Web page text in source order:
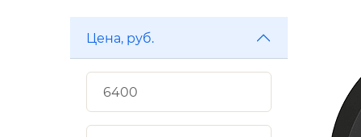
Цена, руб.